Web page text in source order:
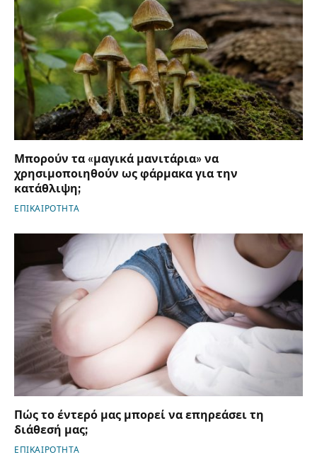
Μπορούν τα «μαγικά μανιτάρια» να
χρησιμοποιηθούν ως φάρμακα για την
κατάθλιψη;
ΕΠΙΚΑΙΡΟΤΗΤΑ
Πώς το έντερό μας μπορεί να επηρεάσει τη
διάθεσή μας;
ΕΠΙΚΑΙΡΟΤΗΤΑ